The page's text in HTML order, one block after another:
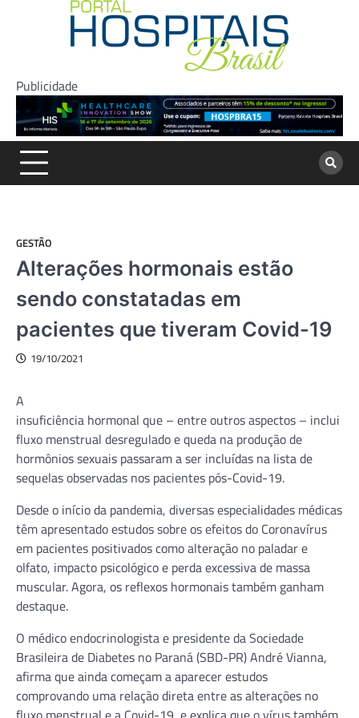
Publicidade
GESTÃO
Alterações hormonais estão
sendo constatadas em
pacientes que tiveram Covid-19
19/10/2021
A
insuficiência hormonal que – entre outros aspectos – inclui
fluxo menstrual desregulado e queda na produção de
hormônios sexuais passaram a ser incluídas na lista de
sequelas observadas nos pacientes pós-Covid-19.
Desde o início da pandemia, diversas especialidades médicas
têm apresentado estudos sobre os efeitos do Coronavírus
em pacientes positivados como alteração no paladar e
olfato, impacto psicológico e perda excessiva de massa
muscular. Agora, os reflexos hormonais também ganham
destaque.
O médico endocrinologista e presidente da Sociedade
Brasileira de Diabetes no Paraná (SBD-PR) André Vianna,
afirma que ainda começam a aparecer estudos
comprovando uma relação direta entre as alterações no